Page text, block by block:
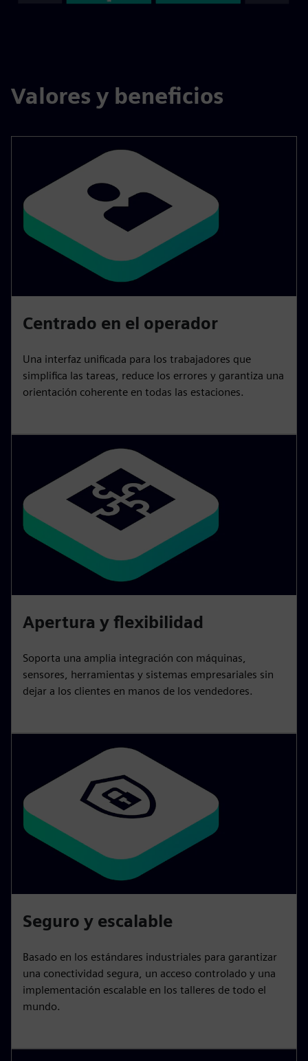
Valores y beneficios
Centrado en el operador
Una interfaz unificada para los trabajadores que
simplifica las tareas, reduce los errores y garantiza una
orientación coherente en todas las estaciones.
Apertura y flexibilidad
Soporta una amplia integración con máquinas,
sensores, herramientas y sistemas empresariales sin
dejar a los clientes en manos de los vendedores.
Seguro y escalable
Basado en los estándares industriales para garantizar
una conectividad segura, un acceso controlado y una
implementación escalable en los talleres de todo el
mundo.